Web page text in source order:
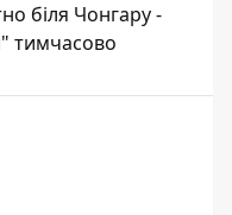
біля Чонгару -
тимчасово